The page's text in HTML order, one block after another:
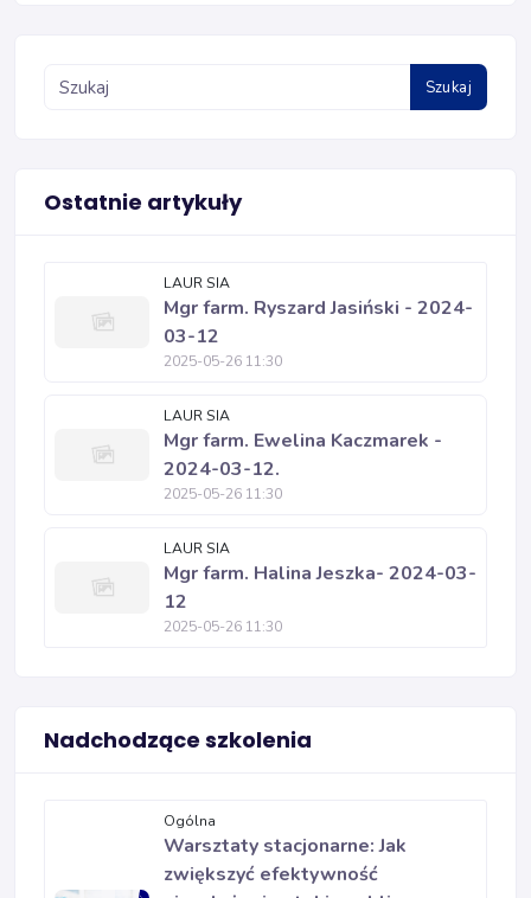
Szukaj
Ostatnie artykuły
LAUR SIA
Mgr farm. Ryszard Jasiński - 2024-
03-12
2025-05-26 11:30
LAUR SIA
Mgr farm. Ewelina Kaczmarek -
2024-03-12.
2025-05-26 11:30
LAUR SIA
Mgr farm. Halina Jeszka- 2024-03-
12
2025-05-26 11:30
Nadchodzące szkolenia
Ogólna
Warsztaty stacjonarne: Jak
zwiększyć efektywność